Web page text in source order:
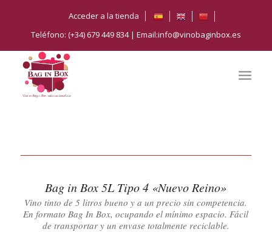
Acceder a la tienda
Teléfono: (+34) 679 449 834 | Email:info@vinobaginbox.es
Bag in Box 5L Tipo 4 «Nuevo Reino»
Vino tinto de 5 litros bueno y a un precio sin competencia.
En formato Bag In Box, ocupando el mínimo espacio. Fácil
de transportar y un envase totalmente reciclable.